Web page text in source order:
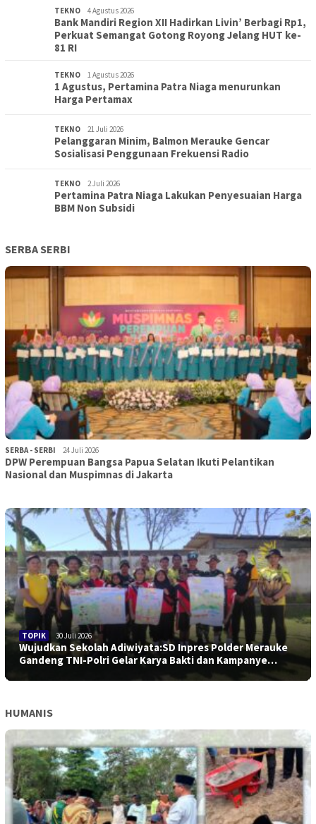
TEKNO 4 Agustus 2026
Bank Mandiri Region XII Hadirkan Livin’ Berbagi Rp1,
Perkuat Semangat Gotong Royong Jelang HUT ke-
81 RI
TEKNO 1 Agustus 2026
1 Agustus, Pertamina Patra Niaga menurunkan
Harga Pertamax
TEKNO 21 Juli 2026
Pelanggaran Minim, Balmon Merauke Gencar
Sosialisasi Penggunaan Frekuensi Radio
TEKNO 2 Juli 2026
Pertamina Patra Niaga Lakukan Penyesuaian Harga
BBM Non Subsidi
SERBA SERBI
SERBA - SERBI 24 Juli 2026
DPW Perempuan Bangsa Papua Selatan Ikuti Pelantikan
Nasional dan Muspimnas di Jakarta
TOPIK 30 Juli 2026
Wujudkan Sekolah Adiwiyata:SD Inpres Polder Merauke
Gandeng TNI-Polri Gelar Karya Bakti dan Kampanye…
HUMANIS